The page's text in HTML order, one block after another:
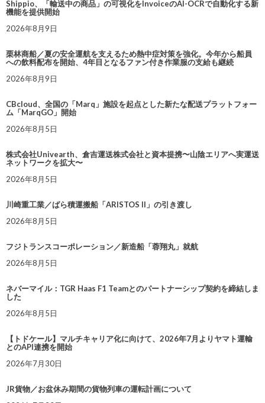
Shippio、「輸送中の商品」の可視化をInvoiceのAI-OCRで自動化する新
機能を提供開始
2026年8月9日
栗林商船／夏の安全運航を支えるため熱中症対策を強化。今年から船員
への飲料配布を開始、4年目となるファン付き作業服の支給も継続
2026年8月9日
CBcloud、全国の「Marq」施設を起点とした新たな配送プラットフォー
ム「MarqGO」開始
2026年8月5日
株式会社Univearth、倉吉運送株式会社と資本提携〜山陰エリアへ実運送
ネットワークを拡大〜
2026年8月5日
川崎重工業／ばら積運搬船「ARISTOS II」の引き渡し
2026年8月5日
フジトランスコーポレーション／新造船「蓉翔丸」就航
2026年8月5日
ネバーマイル：TGR Haas F1 Teamとのパートナーシップ契約を締結しま
した
2026年8月5日
【トドケール】マルチキャリア化に向けて、2026年7月よりヤマト運輸
とのAPI連携を開始
2026年7月30日
JR貨物／お盆休み期間の貨物列車の運転計画について